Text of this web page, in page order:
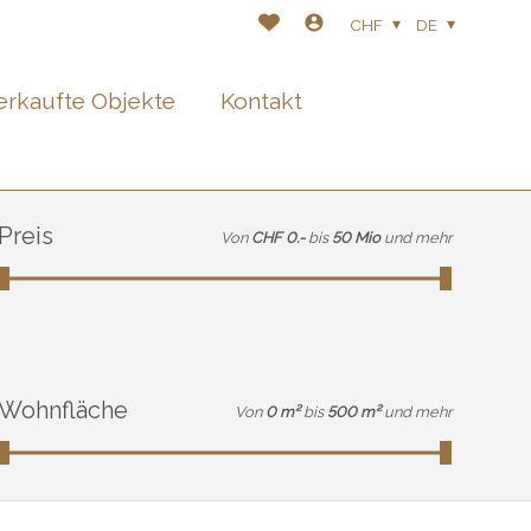
Objekte Kontakt
CHF DE
Preis Von CHF 0.- bis 50 Mio und mehr
Von 0 m² bis 500 m² und mehr